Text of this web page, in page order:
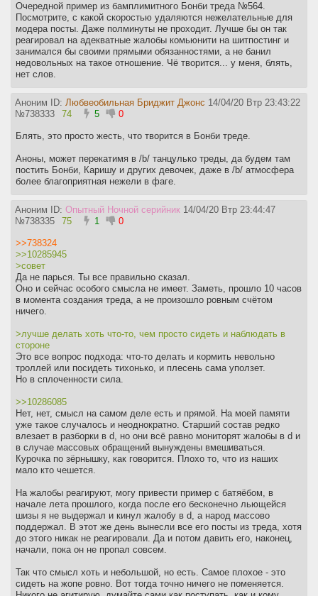
Очередной пример из бамплимитного Бонби треда №564.
Посмотрите, с какой скоростью удаляются нежелательные для
модера посты. Даже полминуты не проходит. Лучше бы он так
реагировал на адекватные жалобы комьюнити на шитпостинг и
занимался бы своими прямыми обязанностями, а не банил
недовольных на такое отношение. Чё творится... у меня, блять,
нет слов.
Аноним ID: Любвеобильная Бриджит Джонс 14/04/20 Втр 23:43:22
№738333 74 5 0
Блять, это просто жесть, что творится в Бонби треде.
Аноны, может перекатимя в /b/ танцулько треды, да будем там
постить Бонби, Каришу и других девочек, даже в /b/ атмосфера
более благоприятная нежели в фаге.
Аноним ID: Опытный Ночной серийник 14/04/20 Втр 23:44:47
№738335 75 1 0
>>738324
>>10285945
>совет
Да не парься. Ты все правильно сказал.
Оно и сейчас особого смысла не имеет. Заметь, прошло 10 часов
в момента создания треда, а не произошло ровным счётом
ничего.
>лучше делать хоть что-то, чем просто сидеть и наблюдать в
стороне
Это все вопрос подхода: что-то делать и кормить невольно
троллей или посидеть тихонько, и плесень сама уползет.
Но в сплоченности сила.
>>10286085
Нет, нет, смысл на самом деле есть и прямой. На моей памяти
уже такое случалось и неоднократно. Старший состав редко
влезает в разборки в d, но они всё равно мониторят жалобы в d и
в случае массовых обращений вынуждены вмешиваться.
Курочка по зёрнышку, как говорится. Плохо то, что из наших
мало кто чешется.
На жалобы реагируют, могу привести пример с батяёбом, в
начале лета прошлого, когда после его бесконечно льющейся
шизы я не выдержал и кинул жалобу в d, а народ массово
поддержал. В этот же день вынесли все его посты из треда, хотя
до этого никак не реагировали. Да и потом давить его, наконец,
начали, пока он не пропал совсем.
Так что смысл хоть и небольшой, но есть. Самое плохое - это
сидеть на жопе ровно. Вот тогда точно ничего не поменяется.